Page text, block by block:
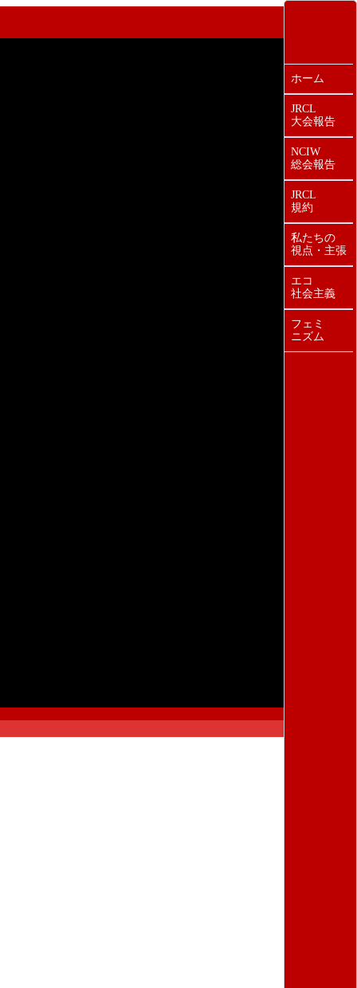
ホーム
JRCL
大会報告
NCIW
総会報告
JRCL
規約
私たちの
視点・主張
エコ
社会主義
フェミ
ニズム